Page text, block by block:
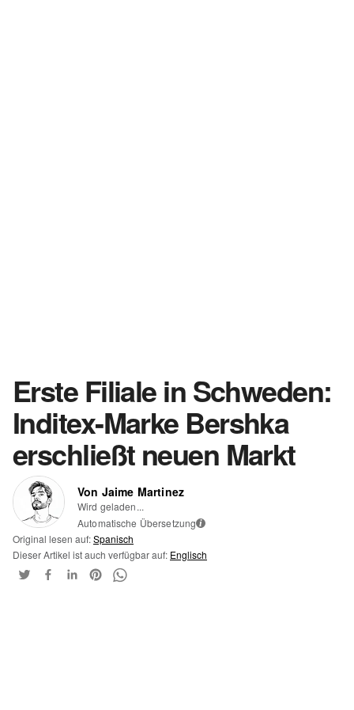
Erste Filiale in Schweden:
Inditex-Marke Bershka
erschließt neuen Markt
Von Jaime Martinez
Wird geladen...
Automatische Übersetzung i
Original lesen auf:Spanisch
Dieser Artikel ist auch verfügbar auf: Englisch